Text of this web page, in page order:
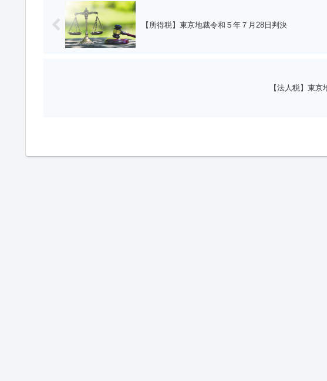
【所得税】東京地裁令和５年７月28日判決
【法人税】東